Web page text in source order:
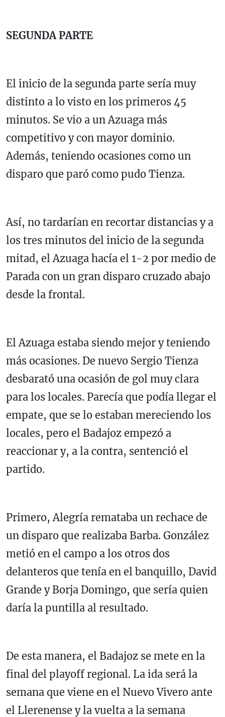
SEGUNDA PARTE
El inicio de la segunda parte sería muy
distinto a lo visto en los primeros 45
minutos. Se vio a un Azuaga más
competitivo y con mayor dominio.
Además, teniendo ocasiones como un
disparo que paró como pudo Tienza.
Así, no tardarían en recortar distancias y a
los tres minutos del inicio de la segunda
mitad, el Azuaga hacía el 1-2 por medio de
Parada con un gran disparo cruzado abajo
desde la frontal.
El Azuaga estaba siendo mejor y teniendo
más ocasiones. De nuevo Sergio Tienza
desbarató una ocasión de gol muy clara
para los locales. Parecía que podía llegar el
empate, que se lo estaban mereciendo los
locales, pero el Badajoz empezó a
reaccionar y, a la contra, sentenció el
partido.
Primero, Alegría remataba un rechace de
un disparo que realizaba Barba. González
metió en el campo a los otros dos
delanteros que tenía en el banquillo, David
Grande y Borja Domingo, que sería quien
daría la puntilla al resultado.
De esta manera, el Badajoz se mete en la
final del playoff regional. La ida será la
semana que viene en el Nuevo Vivero ante
el Llerenense y la vuelta a la semana